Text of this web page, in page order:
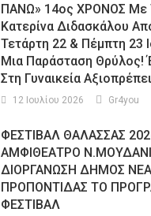
ΠΑΝΩ» 14ος ΧΡΟΝΟΣ Με
Κατερίνα Διδασκάλου
Τετάρτη 22 & Πέμπτη 23
Μια Παράσταση Θρύλος!
Στη Γυναικεία
12 Ιουλίου 2026 Gr4you
ΦΕΣΤΙΒΑΛ ΘΑΛΑΣΣΑΣ
ΑΜΦΙΘΕΑΤΡΟ
ΔΙΟΡΓΑΝΩΣΗ ΔΗΜΟΣ
ΠΡΟΠΟΝΤΙΔΑΣ ΤΟ
ΦΕΣΤΙΒΑΛ